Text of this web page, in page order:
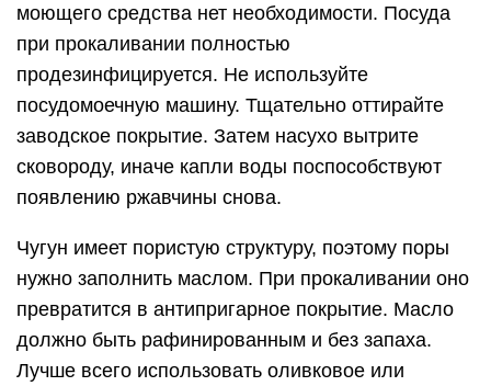
моющего средства нет необходимости. Посуда
при прокаливании полностью
продезинфицируется. Не используйте
посудомоечную машину. Тщательно оттирайте
заводское покрытие. Затем насухо вытрите
сковороду, иначе капли воды поспособствуют
появлению ржавчины снова.
Чугун имеет пористую структуру, поэтому поры
нужно заполнить маслом. При прокаливании оно
превратится в антипригарное покрытие. Масло
должно быть рафинированным и без запаха.
Лучше всего использовать оливковое или